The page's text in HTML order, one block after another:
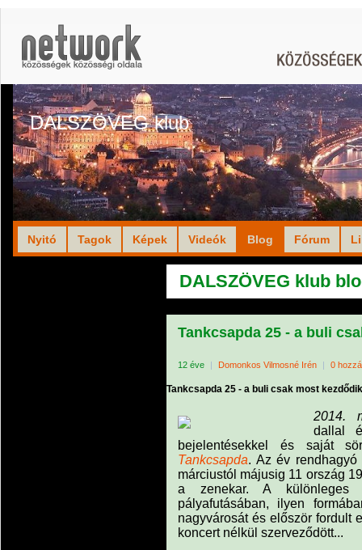
DALSZÖVEG klub
Nyitó Tagok Képek Videók Blog Fórum
DALSZÖVEG klub
Tankcsapda 25 - a buli
12 éve | Domonkos Vilmosné Irén | 0
Tankcsapda 25 - a buli csak most
2014.
dallal
bejelentésekkel és saját
Tankcsapda. Az év
márciustól májusig 11 ország
a zenekar. A
pályafutásában, ilyen
nagyvárosát és először fordult
koncert nélkül szerveződött...